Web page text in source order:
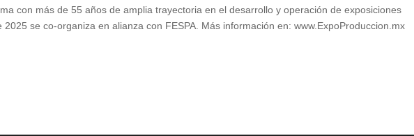
con más de 55 años de amplia trayectoria en el desarrollo y operación de exposiciones
se co-organiza en alianza con FESPA. Más información en: www.ExpoProduccion.mx